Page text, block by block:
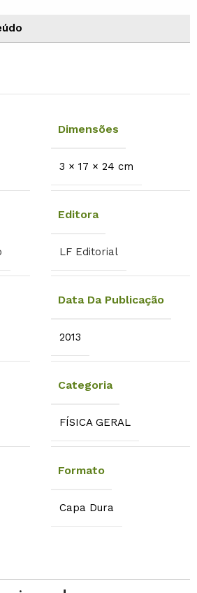
Dimensões
3 × 17 × 24 cm
Editora
LF Editorial
Data Da Publicação
2013
Categoria
FÍSICA GERAL
Formato
Capa Dura